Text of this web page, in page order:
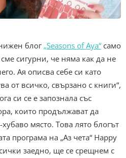
блог „Seasons of Aya“ само
сигурни, че няма как да не
Ая описва себе си като
от всичко, свързано с книги“,
си се е запознала със
които продължават да
място. Това лято блогът
програма на „Аз чета“ Happy
заедно, ще се срещнем с